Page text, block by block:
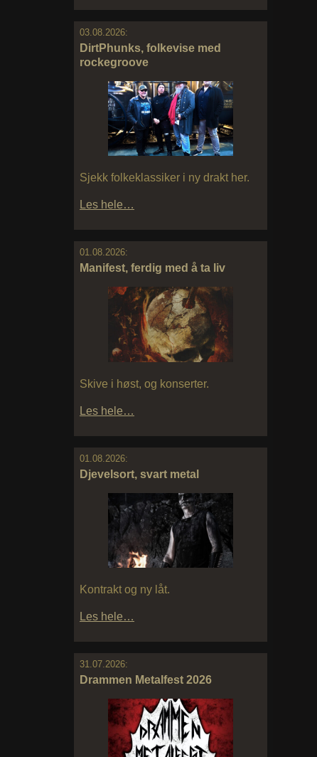
03.08.2026:
DirtPhunks, folkevise med
rockegroove
Sjekk folkeklassiker i ny drakt her.
Les hele…
01.08.2026:
Manifest, ferdig med å ta liv
Skive i høst, og konserter.
Les hele…
01.08.2026:
Djevelsort, svart metal
Kontrakt og ny låt.
Les hele…
31.07.2026:
Drammen Metalfest 2026